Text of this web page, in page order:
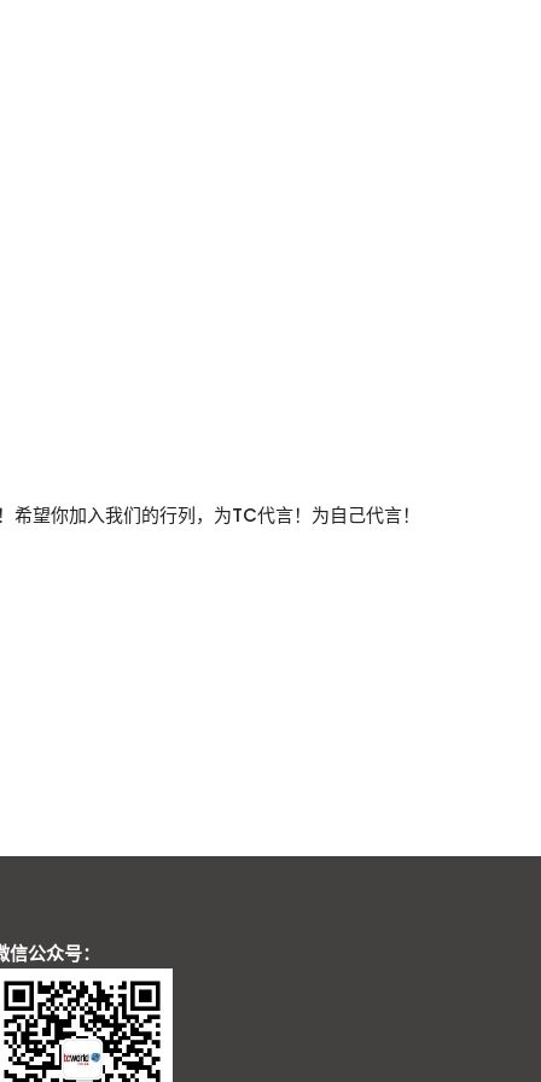
望你加入我们的行列，为TC代言！为自己代言！
信公众号：